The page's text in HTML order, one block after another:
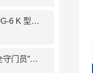
OMEGA KMTXL-040G-6 K 型铠装热电偶五大核心优势
汽车内饰阻燃的 “安全守门员”：奥德赛创 AUTO-CARS 凭什么成主机厂必选设备？